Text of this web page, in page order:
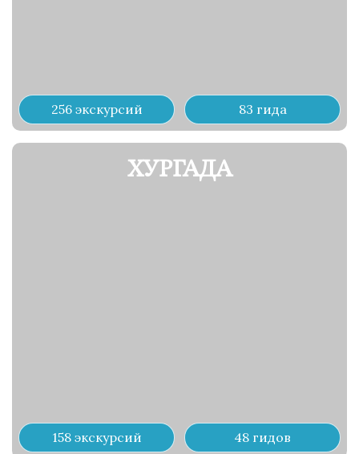
256 экскурсий 83 гида
ХУРГАДА
158 экскурсий 48 гидов